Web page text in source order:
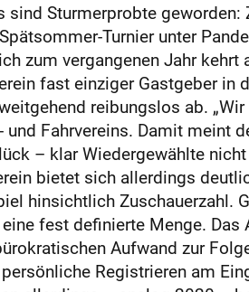
sind Sturmerprobte
Turnier unter
zum vergangenen Jahr
fast einziger Gastgeber in
reibungslos ab.
Fahrvereins. Damit meint
– klar Wiedergewählte
bietet sich allerdings
hinsichtlich Zuschauerzahl.
fest definierte Menge.
Aufwand zur
Registrieren am